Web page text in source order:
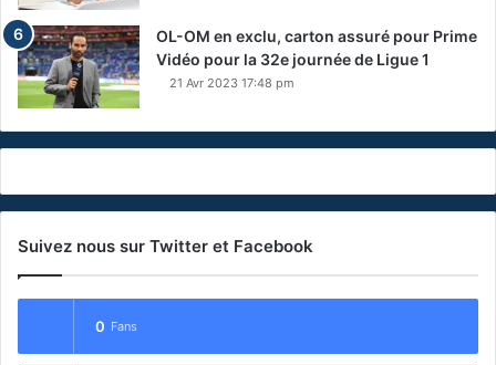
OL-OM en exclu, carton assuré pour Prime
Vidéo pour la 32e journée de Ligue 1
21 Avr 2023 17:48 pm
Suivez nous sur Twitter et Facebook
0 Fans